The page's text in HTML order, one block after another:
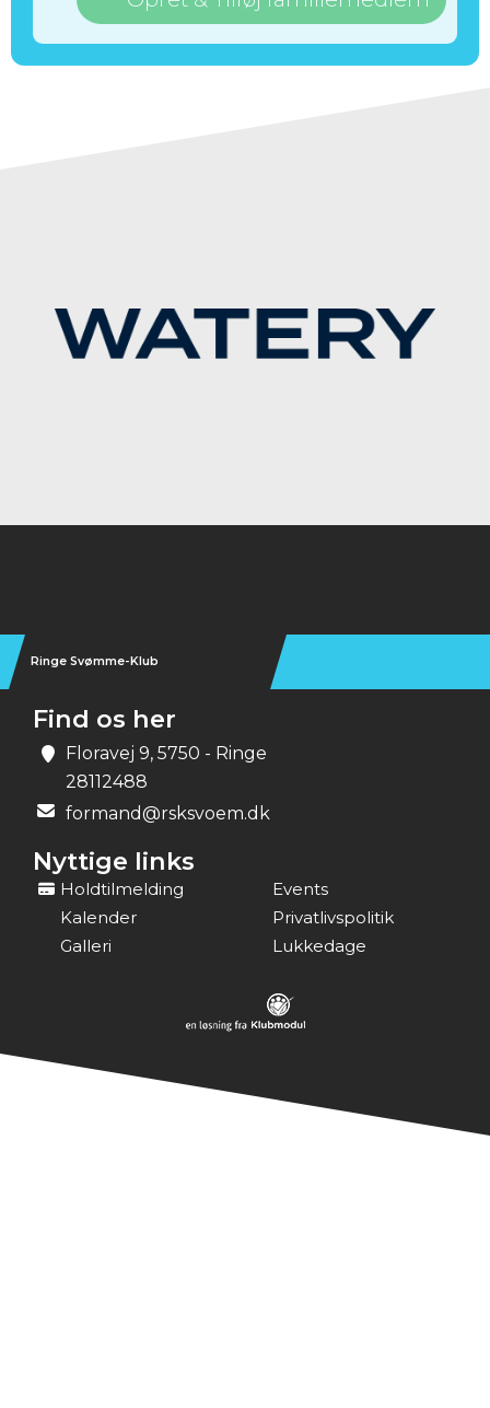
Ringe Svømme-Klub
Find os her
Floravej 9, 5750 - Ringe
28112488
formand@rsksvoem.dk
Nyttige links
Holdtilmelding
Events
Kalender
Privatlivspolitik
Galleri
Lukkedage